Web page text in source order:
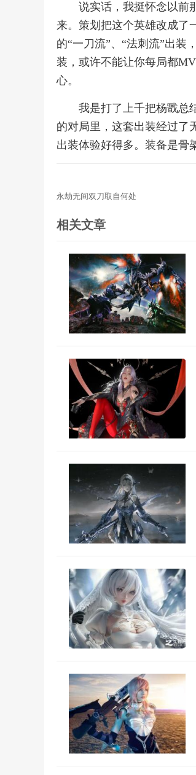
说实话，我挺怀念以前
来。策划把这个英雄改成了
的“一刀流”、“法刺流”出装
装，或许不能让你每局都
心。
我是打了上千把杨戬总
的对局里，这套出装经过了
出装体验好得多。装备是骨
永劫无间双刀取自何处
相关文章